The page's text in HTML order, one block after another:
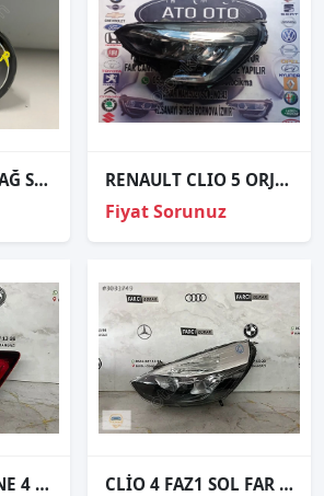
CLİO 3 MODUS SAĞ SİS FARI ORJİNAL RENAULT CLIO 5 ORJİNAL ÇIKMA SOL FAR
Fiyat Sorunuz
RENAULT MEGANE 4 SAĞ STOP ORJİNAL CLİO 4 FAZ1 SOL FAR ORJİNAL